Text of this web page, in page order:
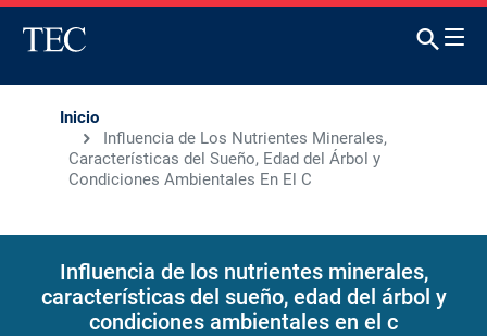
Inicio
Influencia de Los Nutrientes Minerales,
Características del Sueño, Edad del Árbol y
Condiciones Ambientales En El C
Influencia de los nutrientes minerales,
características del sueño, edad del árbol y
condiciones ambientales en el c